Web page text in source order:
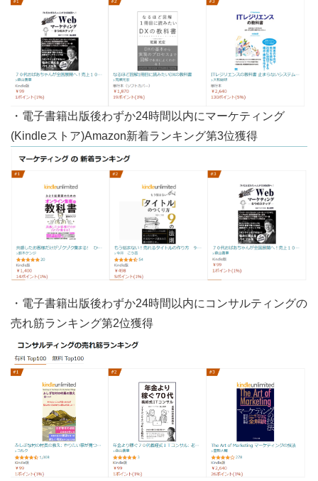
・電子書籍出版後わずか24時間以内にマーケティング
(Kindleストア)Amazon新着ランキング第3位獲得
・電子書籍出版後わずか24時間以内にコンサルティングの
売れ筋ランキング第2位獲得